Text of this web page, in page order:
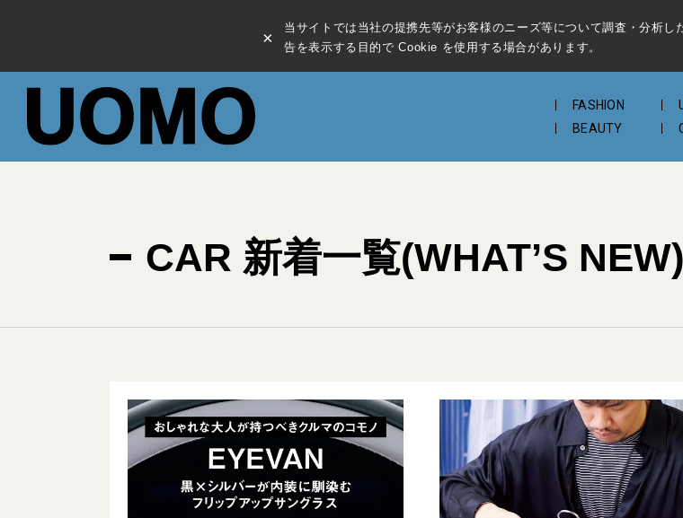
×
当サイトでは当社の提携先等がお客様のニーズ等について調査・分析し
告を表示する目的で Cookie を使用する場合があります。
FASHION
BEAUTY
CAR 新着一覧(WHAT’S NEW)